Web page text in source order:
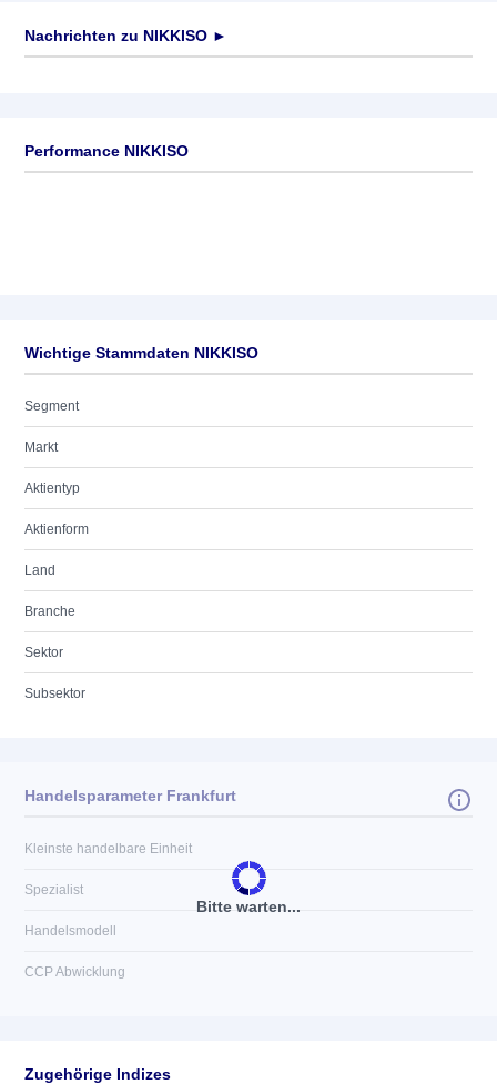
Nachrichten zu NIKKISO ►
Performance NIKKISO
Wichtige Stammdaten NIKKISO
Segment
Markt
Aktientyp
Aktienform
Land
Branche
Sektor
Subsektor
Bitte warten...
Handelsparameter Frankfurt
Kleinste handelbare Einheit
Spezialist
Handelsmodell
CCP Abwicklung
Zugehörige Indizes